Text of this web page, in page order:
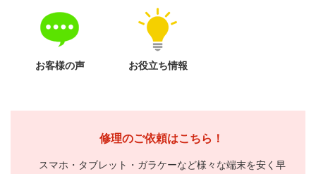
お客様の声 お役立ち情報
修理のご依頼はこちら！
スマホ・タブレット・ガラケーなど様々な端末を安く早